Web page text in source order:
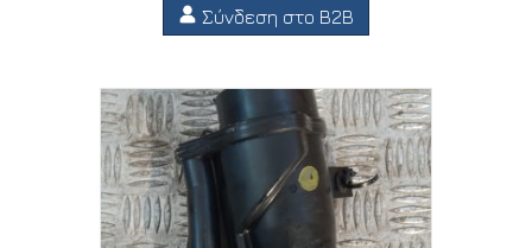
Σύνδεση στο B2B